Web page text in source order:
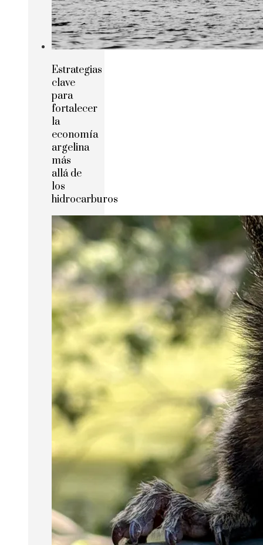
Estrategias
clave
para
fortalecer
la
economía
argelina
más
allá de
los
hidrocarburos